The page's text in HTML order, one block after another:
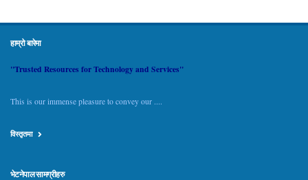
हाम्रो बारेमा
"Trusted Resources for Technology and Services"
This is our immense pleasure to convey our ....
विस्तृतमा
भेटनेपाल सामग्रीहरु